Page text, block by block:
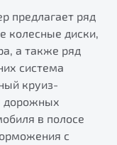
предлагает ряд
колесные диски,
а также ряд
система
круиз-
дорожных
в полосе
с